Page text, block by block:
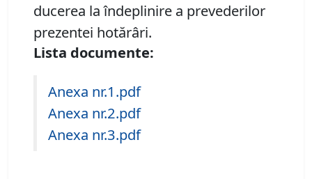
ducerea la îndeplinire a prevederilor
prezentei hotărâri.
Lista documente:
Anexa nr.1.pdf
Anexa nr.2.pdf
Anexa nr.3.pdf